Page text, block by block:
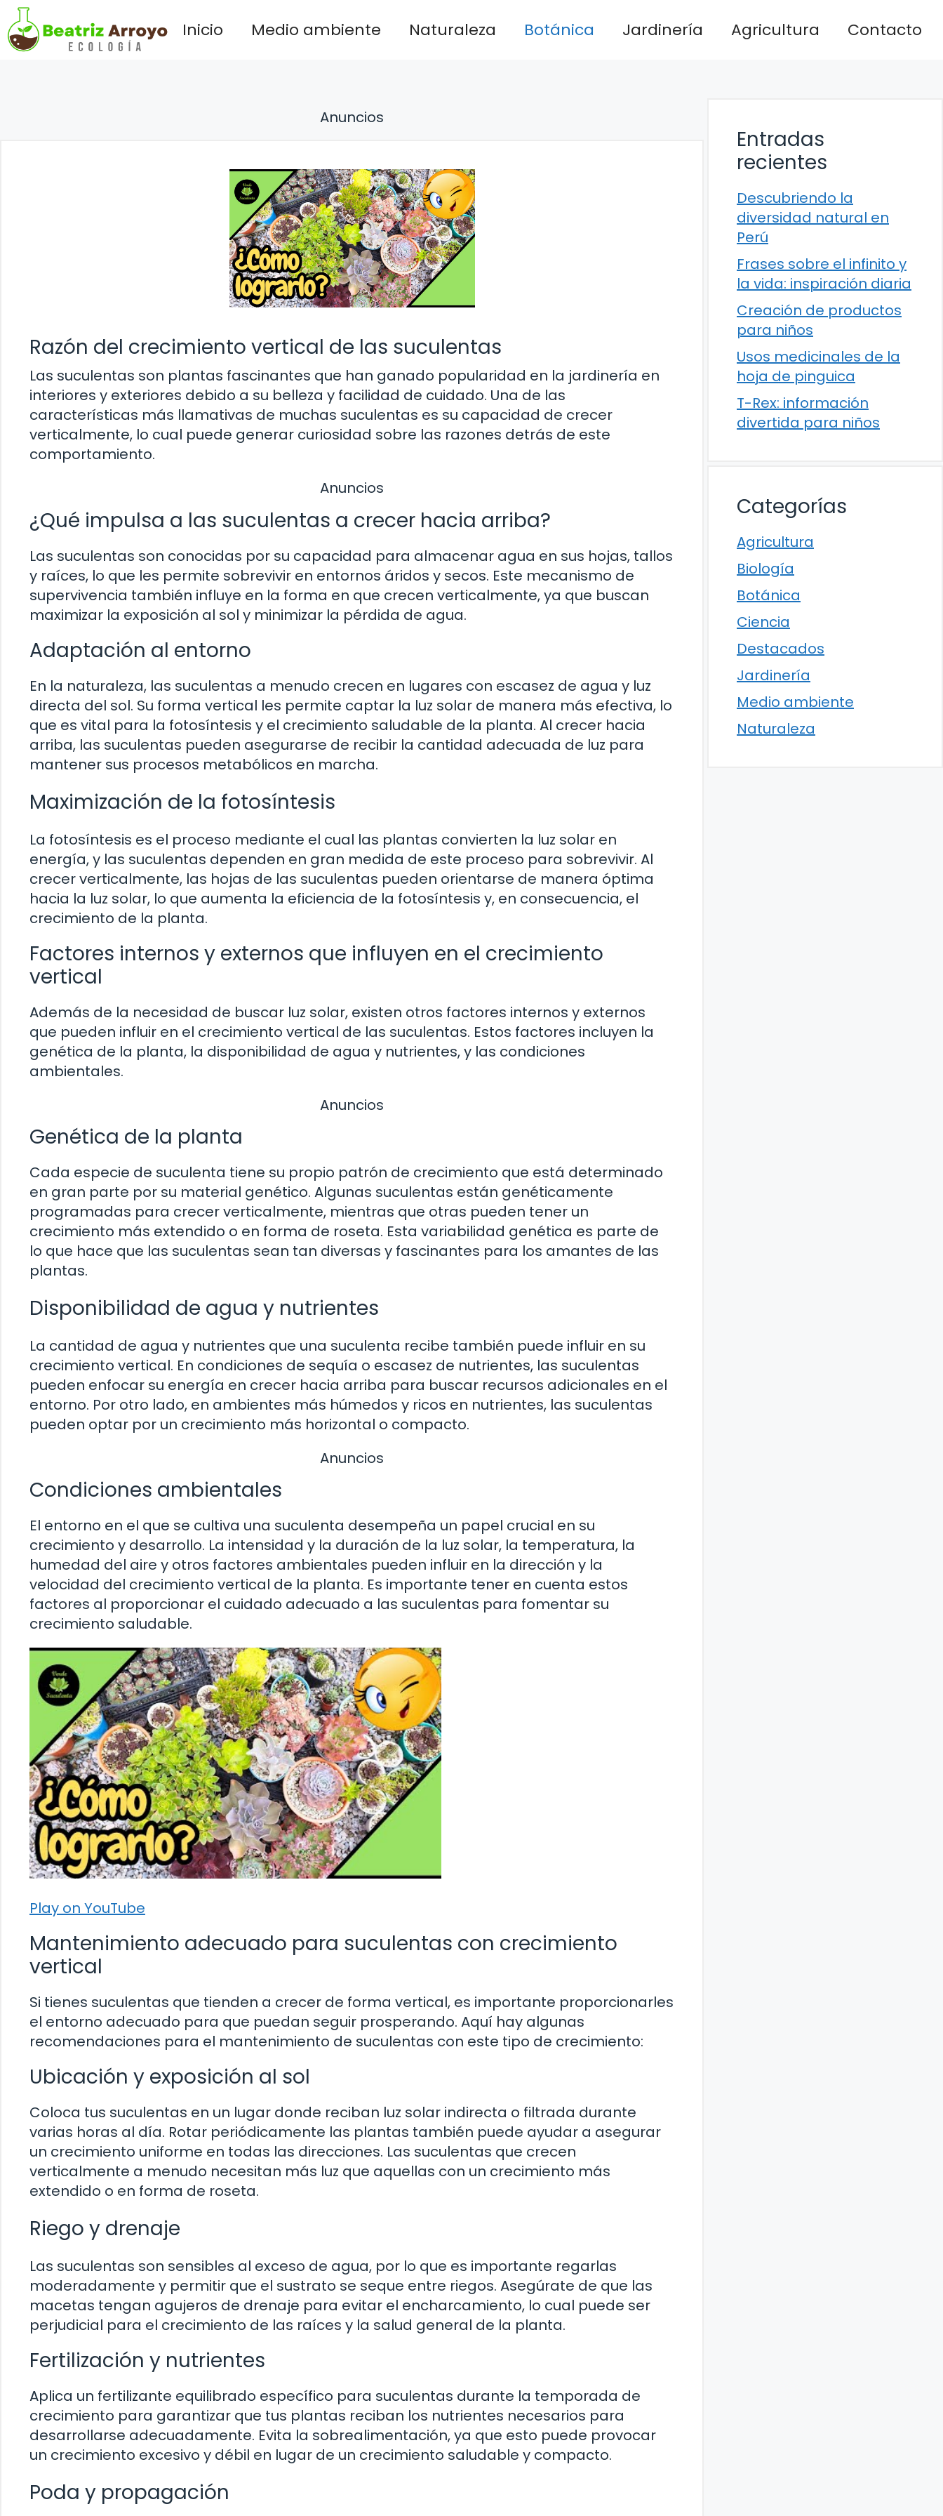
Saltar
al
contenido
Inicio Medio ambiente Naturaleza Botánica Jardinería Agricultura Contacto
Anuncios
Razón del crecimiento vertical de las suculentas
Las suculentas son plantas fascinantes que han ganado popularidad en la jardinería en
interiores y exteriores debido a su belleza y facilidad de cuidado. Una de las
características más llamativas de muchas suculentas es su capacidad de crecer
verticalmente, lo cual puede generar curiosidad sobre las razones detrás de este
comportamiento.
Anuncios
¿Qué impulsa a las suculentas a crecer hacia arriba?
Las suculentas son conocidas por su capacidad para almacenar agua en sus hojas, tallos
y raíces, lo que les permite sobrevivir en entornos áridos y secos. Este mecanismo de
supervivencia también influye en la forma en que crecen verticalmente, ya que buscan
maximizar la exposición al sol y minimizar la pérdida de agua.
Adaptación al entorno
En la naturaleza, las suculentas a menudo crecen en lugares con escasez de agua y luz
directa del sol. Su forma vertical les permite captar la luz solar de manera más efectiva, lo
que es vital para la fotosíntesis y el crecimiento saludable de la planta. Al crecer hacia
arriba, las suculentas pueden asegurarse de recibir la cantidad adecuada de luz para
mantener sus procesos metabólicos en marcha.
Maximización de la fotosíntesis
La fotosíntesis es el proceso mediante el cual las plantas convierten la luz solar en
energía, y las suculentas dependen en gran medida de este proceso para sobrevivir. Al
crecer verticalmente, las hojas de las suculentas pueden orientarse de manera óptima
hacia la luz solar, lo que aumenta la eficiencia de la fotosíntesis y, en consecuencia, el
crecimiento de la planta.
Factores internos y externos que influyen en el crecimiento
vertical
Además de la necesidad de buscar luz solar, existen otros factores internos y externos
que pueden influir en el crecimiento vertical de las suculentas. Estos factores incluyen la
genética de la planta, la disponibilidad de agua y nutrientes, y las condiciones
ambientales.
Anuncios
Genética de la planta
Cada especie de suculenta tiene su propio patrón de crecimiento que está determinado
en gran parte por su material genético. Algunas suculentas están genéticamente
programadas para crecer verticalmente, mientras que otras pueden tener un
crecimiento más extendido o en forma de roseta. Esta variabilidad genética es parte de
lo que hace que las suculentas sean tan diversas y fascinantes para los amantes de las
plantas.
Disponibilidad de agua y nutrientes
La cantidad de agua y nutrientes que una suculenta recibe también puede influir en su
crecimiento vertical. En condiciones de sequía o escasez de nutrientes, las suculentas
pueden enfocar su energía en crecer hacia arriba para buscar recursos adicionales en el
entorno. Por otro lado, en ambientes más húmedos y ricos en nutrientes, las suculentas
pueden optar por un crecimiento más horizontal o compacto.
Anuncios
Condiciones ambientales
El entorno en el que se cultiva una suculenta desempeña un papel crucial en su
crecimiento y desarrollo. La intensidad y la duración de la luz solar, la temperatura, la
humedad del aire y otros factores ambientales pueden influir en la dirección y la
velocidad del crecimiento vertical de la planta. Es importante tener en cuenta estos
factores al proporcionar el cuidado adecuado a las suculentas para fomentar su
crecimiento saludable.
Play on YouTube
Mantenimiento adecuado para suculentas con crecimiento
vertical
Si tienes suculentas que tienden a crecer de forma vertical, es importante proporcionarles
el entorno adecuado para que puedan seguir prosperando. Aquí hay algunas
recomendaciones para el mantenimiento de suculentas con este tipo de crecimiento:
Ubicación y exposición al sol
Coloca tus suculentas en un lugar donde reciban luz solar indirecta o filtrada durante
varias horas al día. Rotar periódicamente las plantas también puede ayudar a asegurar
un crecimiento uniforme en todas las direcciones. Las suculentas que crecen
verticalmente a menudo necesitan más luz que aquellas con un crecimiento más
extendido o en forma de roseta.
Riego y drenaje
Las suculentas son sensibles al exceso de agua, por lo que es importante regarlas
moderadamente y permitir que el sustrato se seque entre riegos. Asegúrate de que las
macetas tengan agujeros de drenaje para evitar el encharcamiento, lo cual puede ser
perjudicial para el crecimiento de las raíces y la salud general de la planta.
Fertilización y nutrientes
Aplica un fertilizante equilibrado específico para suculentas durante la temporada de
crecimiento para garantizar que tus plantas reciban los nutrientes necesarios para
desarrollarse adecuadamente. Evita la sobrealimentación, ya que esto puede provocar
un crecimiento excesivo y débil en lugar de un crecimiento saludable y compacto.
Poda y propagación
Entradas
recientes
Descubriendo la
diversidad natural en
Perú
Frases sobre el infinito y
la vida: inspiración diaria
Creación de productos
para niños
Usos medicinales de la
hoja de pinguica
T-Rex: información
divertida para niños
Categorías
Agricultura
Biología
Botánica
Ciencia
Destacados
Jardinería
Medio ambiente
Naturaleza